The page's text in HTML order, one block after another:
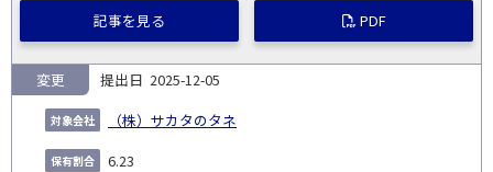
記事を見る PDF
2025-12-05
（株）サカタのタネ
変更
6.23